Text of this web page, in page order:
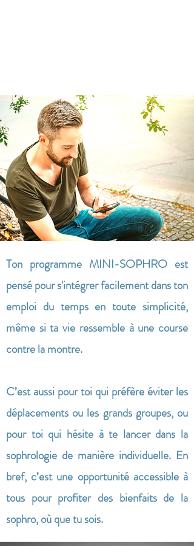
Ton programme MINI-SOPHRO est
pensé pour s'intégrer facilement dans ton
emploi du temps en toute simplicité,
même si ta vie ressemble à une course
contre la montre.
C’est aussi pour toi qui préfère éviter les
déplacements ou les grands groupes, ou
pour toi qui hésite à te lancer dans la
sophrologie de manière individuelle. En
bref, c’est une opportunité accessible à
tous pour profiter des bienfaits de la
sophro, où que tu sois.